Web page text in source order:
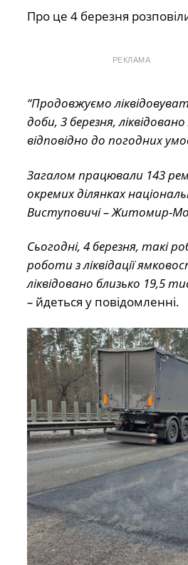
Про це 4 березня
РЕКЛАМА
“Продовжуємо
доби, 3 березня,
відповідно до погодних
Загалом працювали 143
окремих ділянках
Виступовичі – Житомир-
Сьогодні, 4 березня, такі
роботи з ліквідації
ліквідовано близько 19,5
– йдеться у повідомленні.